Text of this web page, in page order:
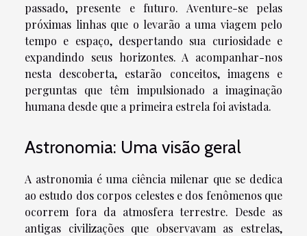
passado, presente e futuro. Aventure-se pelas
próximas linhas que o levarão a uma viagem pelo
tempo e espaço, despertando sua curiosidade e
expandindo seus horizontes. A acompanhar-nos
nesta descoberta, estarão conceitos, imagens e
perguntas que têm impulsionado a imaginação
humana desde que a primeira estrela foi avistada.
Astronomia: Uma visão geral
A astronomia é uma ciência milenar que se dedica
ao estudo dos corpos celestes e dos fenômenos que
ocorrem fora da atmosfera terrestre. Desde as
antigas civilizações que observavam as estrelas,